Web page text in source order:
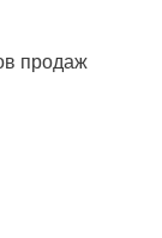
продаж